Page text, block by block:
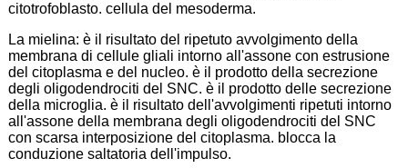
citotrofoblasto. cellula del mesoderma.
La mielina: è il risultato del ripetuto avvolgimento della
membrana di cellule gliali intorno all'assone con estrusione
del citoplasma e del nucleo. è il prodotto della secrezione
degli oligodendrociti del SNC. è il prodotto delle secrezione
della microglia. è il risultato dell'avvolgimenti ripetuti intorno
all'assone della membrana degli oligodendrociti del SNC
con scarsa interposizione del citoplasma. blocca la
conduzione saltatoria dell'impulso.